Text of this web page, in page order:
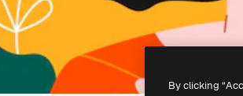
By clicking